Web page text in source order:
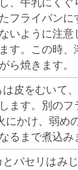
、牛乳にくぐ
フライパンに
いように注意
す。この時、
ら焼きます。
は皮をむいて
ます。別のフ
にかけ、弱め
るまで煮込み
パセリはみ